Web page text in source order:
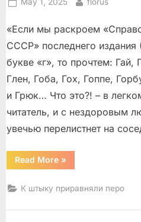
«Если мы раскроем
СССР» последнего издания
букве «г», то прочтем: Гай,
Глен, Гоба, Гох, Гоппе,
и Грюк… Что это?! – в
читатель, и с нездоровым
увечью перелистнет на
Read More“Союз
нерушимый”
»
К штыку приравняли перо